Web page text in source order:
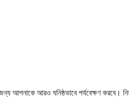
আপনাকে আরও ঘনিষ্ঠভাবে পর্যবেক্ষণ করবে।